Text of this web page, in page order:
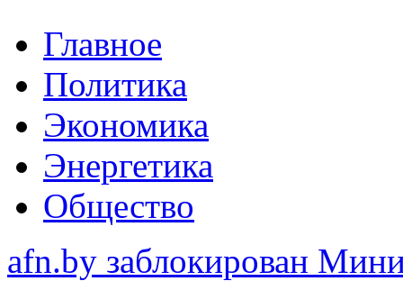
Главное
Политика
Экономика
Энергетика
Общество
afn.by заблокирован